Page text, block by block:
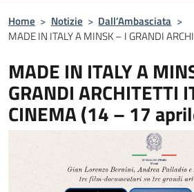
Home > Notizie > Dall’Ambasciata >
MADE IN ITALY A MINSK – I GRANDI
MADE IN ITALY A
GRANDI ARCHITETTI
CINEMA (14 – 17